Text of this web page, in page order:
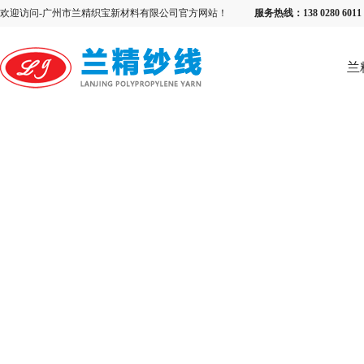
欢迎访问-广州市兰精织宝新材料有限公司官方网站！ 服务热线：138 0280
兰